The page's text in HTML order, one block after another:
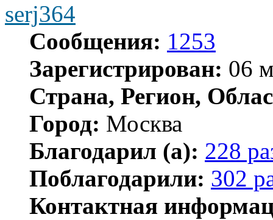
serj364
Сообщения: 1253
Зарегистрирован: 06
Страна, Регион,
Город: Москва
Благодарил (а): 228
Поблагодарили: 302
Контактная